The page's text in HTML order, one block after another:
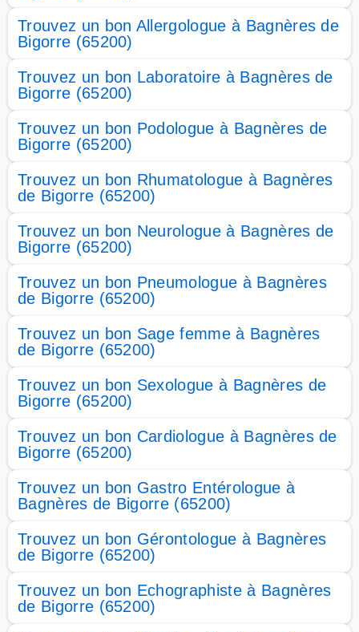
Trouvez un bon Allergologue à Bagnères de
Bigorre (65200)
Trouvez un bon Laboratoire à Bagnères de
Bigorre (65200)
Trouvez un bon Podologue à Bagnères de
Bigorre (65200)
Trouvez un bon Rhumatologue à Bagnères
de Bigorre (65200)
Trouvez un bon Neurologue à Bagnères de
Bigorre (65200)
Trouvez un bon Pneumologue à Bagnères
de Bigorre (65200)
Trouvez un bon Sage femme à Bagnères
de Bigorre (65200)
Trouvez un bon Sexologue à Bagnères de
Bigorre (65200)
Trouvez un bon Cardiologue à Bagnères de
Bigorre (65200)
Trouvez un bon Gastro Entérologue à
Bagnères de Bigorre (65200)
Trouvez un bon Gérontologue à Bagnères
de Bigorre (65200)
Trouvez un bon Echographiste à Bagnères
de Bigorre (65200)